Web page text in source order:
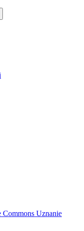
Commons Uznanie